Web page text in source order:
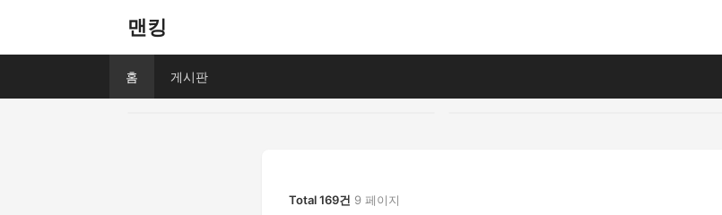
맨킹
홈 게시판
Total 169건 9 페이지